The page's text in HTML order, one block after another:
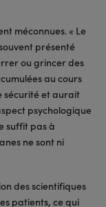
méconnues. « Le
présenté
ou grincer des
au cours
sécurité et aurait
psychologique
suffit pas à
ne sont ni
des scientifiques
patients, ce qui